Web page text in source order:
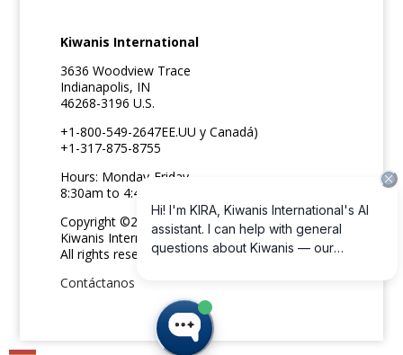
Kiwanis International
3636 Woodview Trace
Indianapolis, IN
46268-3196 U.S.
+1-800-549-2647EE.UU y Canadá)
+1-317-875-8755
Hours: Monday-Friday
8:30am to 4:45pm ET
Copyright ©2026
Kiwanis International
All rights reserved
Contáctanos